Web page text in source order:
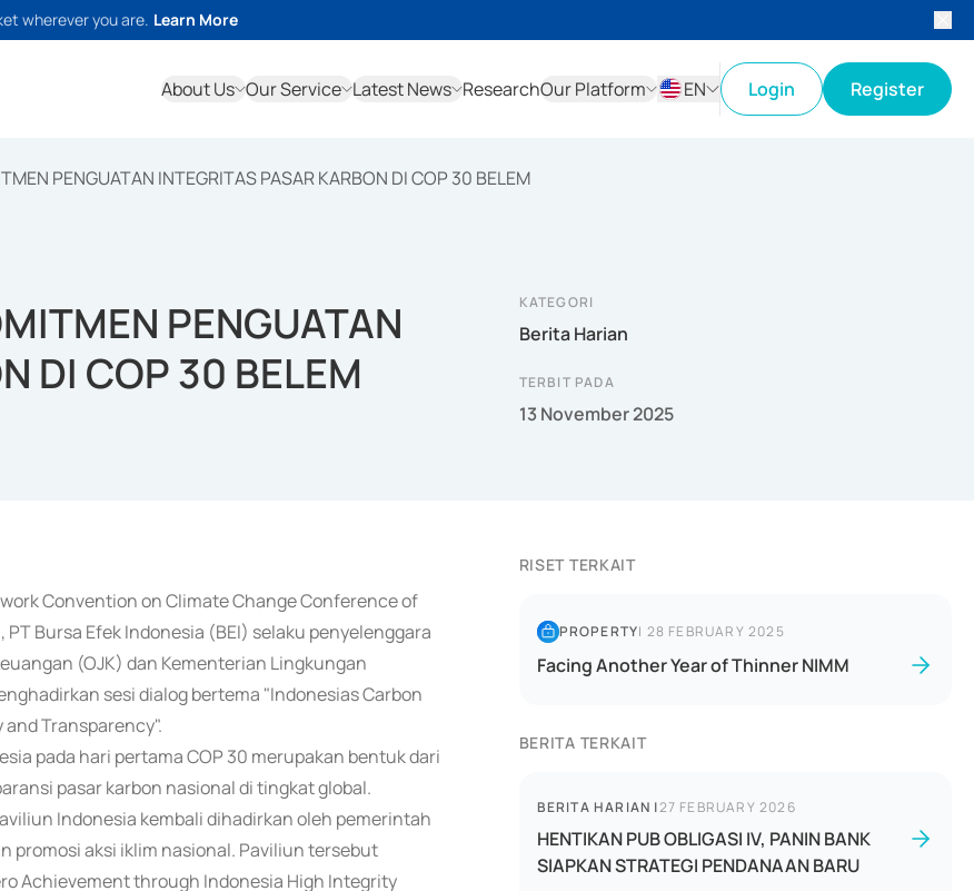
wherever you are. Learn More
About Us Our Service Latest News ResearchOur Platform
EN
Login Register
PENGUATAN INTEGRITAS PASAR KARBON DI COP 30 BELEM
PENGUATAN
DI COP 30 BELEM
KATEGORI
Berita Harian
TERBIT PADA
13 November 2025
Convention on Climate Change Conference of
PT Bursa Efek Indonesia (BEI) selaku penyelenggara
(OJK) dan Kementerian Lingkungan
sesi dialog bertema "Indonesias Carbon
Transparency".
pada hari pertama COP 30 merupakan bentuk dari
pasar karbon nasional di tingkat global.
Indonesia kembali dihadirkan oleh pemerintah
promosi aksi iklim nasional. Paviliun tersebut
Achievement through Indonesia High Integrity
RISET TERKAIT
PROPERTY| 28 FEBRUARY 2025
Facing Another Year of Thinner NIMM
BERITA TERKAIT
BERITA HARIAN |27 FEBRUARY 2026
HENTIKAN PUB OBLIGASI IV, PANIN BANK
SIAPKAN STRATEGI PENDANAAN BARU